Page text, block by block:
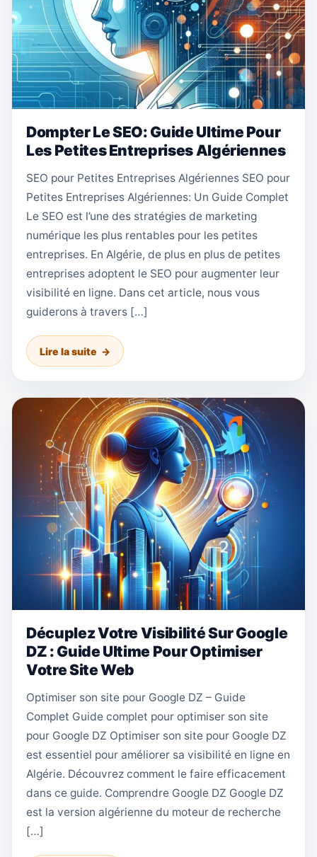
Dompter Le SEO: Guide Ultime Pour
Les Petites Entreprises Algériennes
SEO pour Petites Entreprises Algériennes SEO pour
Petites Entreprises Algériennes: Un Guide Complet
Le SEO est l’une des stratégies de marketing
numérique les plus rentables pour les petites
entreprises. En Algérie, de plus en plus de petites
entreprises adoptent le SEO pour augmenter leur
visibilité en ligne. Dans cet article, nous vous
guiderons à travers […]
Lire la suite
Décuplez Votre Visibilité Sur Google
DZ : Guide Ultime Pour Optimiser
Votre Site Web
Optimiser son site pour Google DZ – Guide
Complet Guide complet pour optimiser son site
pour Google DZ Optimiser son site pour Google DZ
est essentiel pour améliorer sa visibilité en ligne en
Algérie. Découvrez comment le faire efficacement
dans ce guide. Comprendre Google DZ Google DZ
est la version algérienne du moteur de recherche
[…]